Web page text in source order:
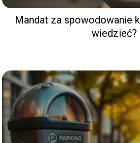
Mandat za spowodowanie
wiedzieć?